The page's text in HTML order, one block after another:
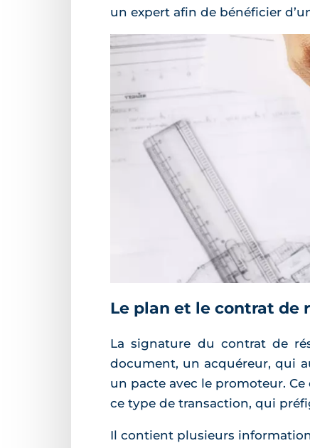
un expert afin de bénéficier
Le plan et le contrat de
La signature du contrat de
document, un acquéreur, qui
un pacte avec le promoteur.
ce type de transaction, qui
Il contient plusieurs